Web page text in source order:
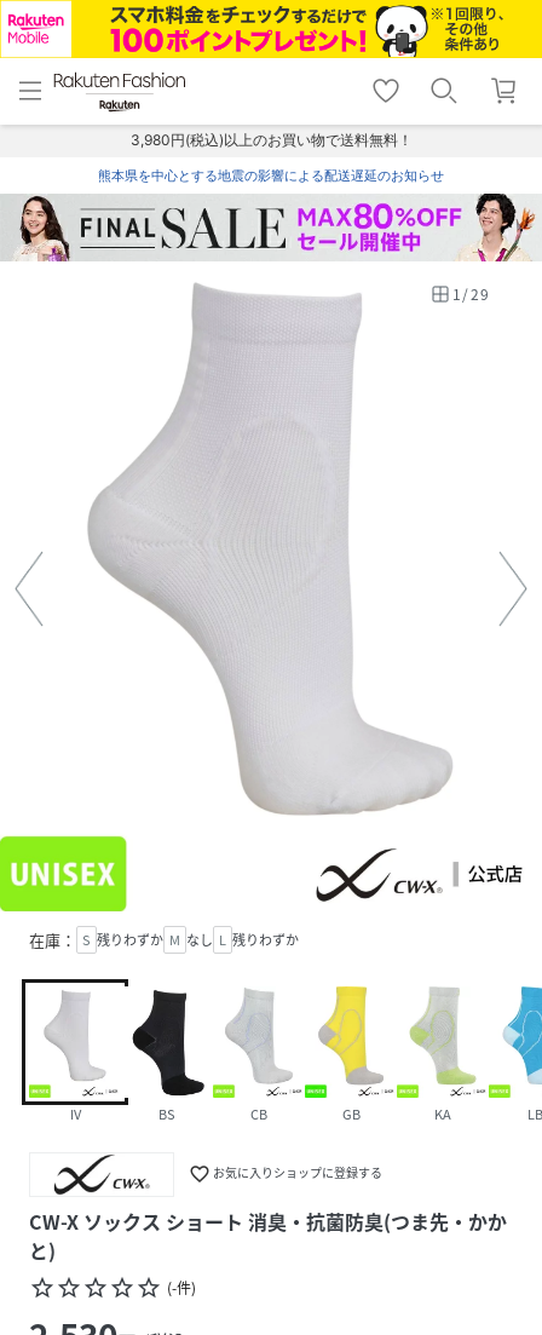
menu home
トップ
shopping_cart lock_outline
ログイン
3,980円(税込)以上のお買い物で送料無料！
熊本県を中心とする地震の影響による配送遅延のお知らせ
1/29
在庫： S 残りわずか M なし L 残りわずか
IV BS CB GB KA LB
favorite_border お気に入りショップに登録する
CW-X ソックス ショート 消臭・抗菌防臭(つま先・かか
と)
star_borderstar_borderstar_borderstar_borderstar_border (-件)